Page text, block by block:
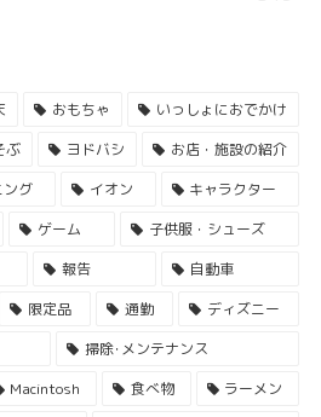
おもちゃ
いっしょにおでかけ
ぶ ヨドバシ
お店・施設の紹介
ング イオン
キャラクター
ゲーム
子供服・シューズ
報告
自動車
限定品 通勤
ディズニー
掃除･メンテナンス
Macintosh 食べ物
ラーメン